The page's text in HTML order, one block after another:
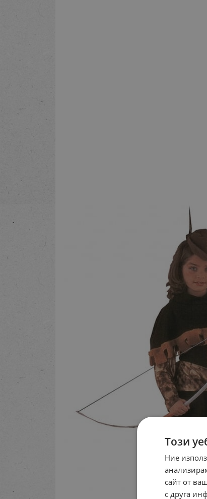
Този
Ние
сайт от
с друга